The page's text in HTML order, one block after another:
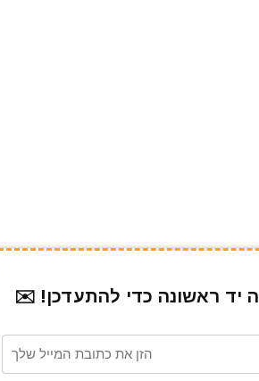
יד ראשונה כדי להתעדכן! ✉️